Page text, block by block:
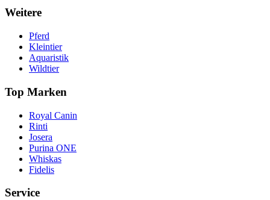
Weitere
Pferd
Kleintier
Aquaristik
Wildtier
Top Marken
Royal Canin
Rinti
Josera
Purina ONE
Whiskas
Fidelis
Service